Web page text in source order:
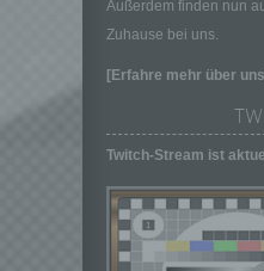
Außerdem finden nun
Zuhause bei uns.
[Erfahre mehr über
Twitch-Stream ist
die Offenlegung
Verbreitung oder
Verknüpfung, die
d) Einschränkung
Markierung
künftige